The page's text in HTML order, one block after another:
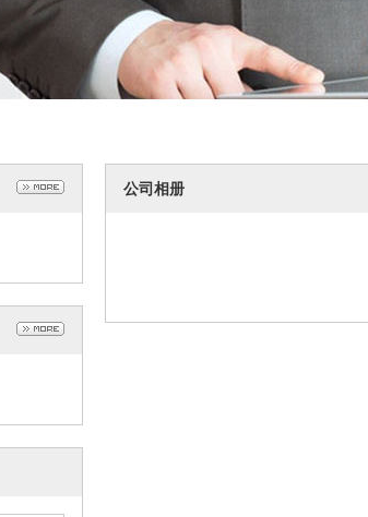
公司相册